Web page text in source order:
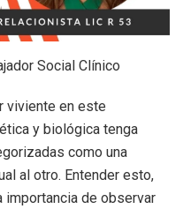
Social Clínico
viviente en este
y biológica tenga
como una
al otro. Entender esto,
importancia de observar